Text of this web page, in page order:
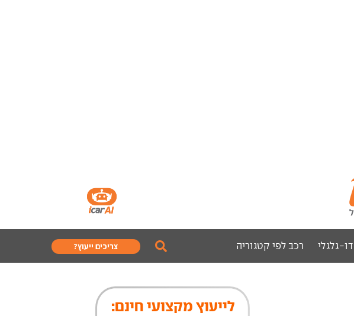
דו-גלגלי רכב לפי קטגוריה צריכים ייעוץ?
לייעוץ מקצועי חינם: